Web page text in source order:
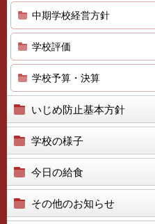
中期学校経営方針
学校評価
学校予算・決算
いじめ防止基本方針
学校の様子
今日の給食
その他のお知らせ